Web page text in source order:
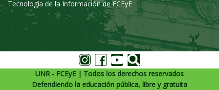
Tecnología de la Información de FCEyE
UNR - FCEyE | Todos los derechos reservados
Defendiendo la educación pública, libre y gratuita